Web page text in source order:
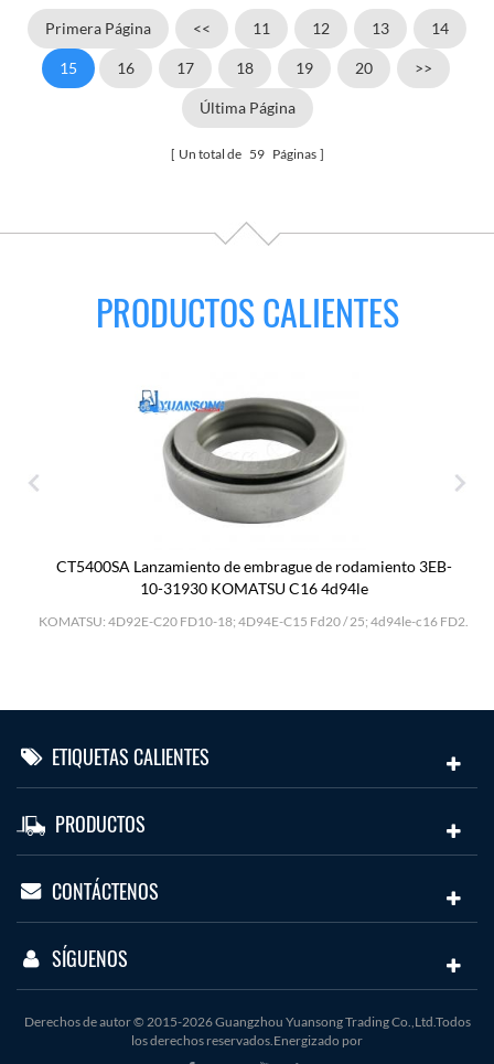
Primera Página << 11 12 13 14
15 16 17 18 19 20 >>
Última Página
Un total de 59 Páginas
PRODUCTOS CALIENTES
CT5400SA Lanzamiento de embrague de rodamiento 3EB-
10-31930 KOMATSU C16 4d94le
KOMATSU: 4D92E-C20 FD10-18; 4D94E-C15 Fd20 / 25; 4d94le-c16 FD2.
ETIQUETAS CALIENTES
PRODUCTOS
CONTÁCTENOS
SÍGUENOS
Derechos de autor © 2015-2026 Guangzhou Yuansong Trading Co.,Ltd.Todos
los derechos reservados.Energizado por